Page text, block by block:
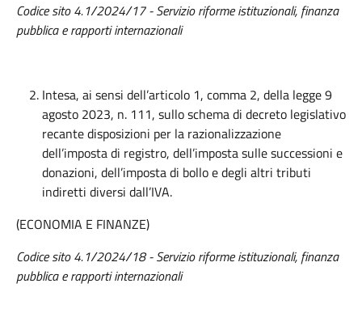
Codice sito 4.1/2024/17 - Servizio riforme istituzionali, finanza
pubblica e rapporti internazionali
Intesa, ai sensi dell’articolo 1, comma 2, della legge 9
agosto 2023, n. 111, sullo schema di decreto legislativo
recante disposizioni per la razionalizzazione
dell’imposta di registro, dell’imposta sulle successioni e
donazioni, dell’imposta di bollo e degli altri tributi
indiretti diversi dall’IVA.
(ECONOMIA E FINANZE)
Codice sito 4.1/2024/18 - Servizio riforme istituzionali, finanza
pubblica e rapporti internazionali